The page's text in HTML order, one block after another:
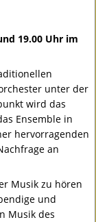
19.00 Uhr im
unter der
wird das
Ensemble in
hervorragenden
an
Musik zu hören
und
Musik des